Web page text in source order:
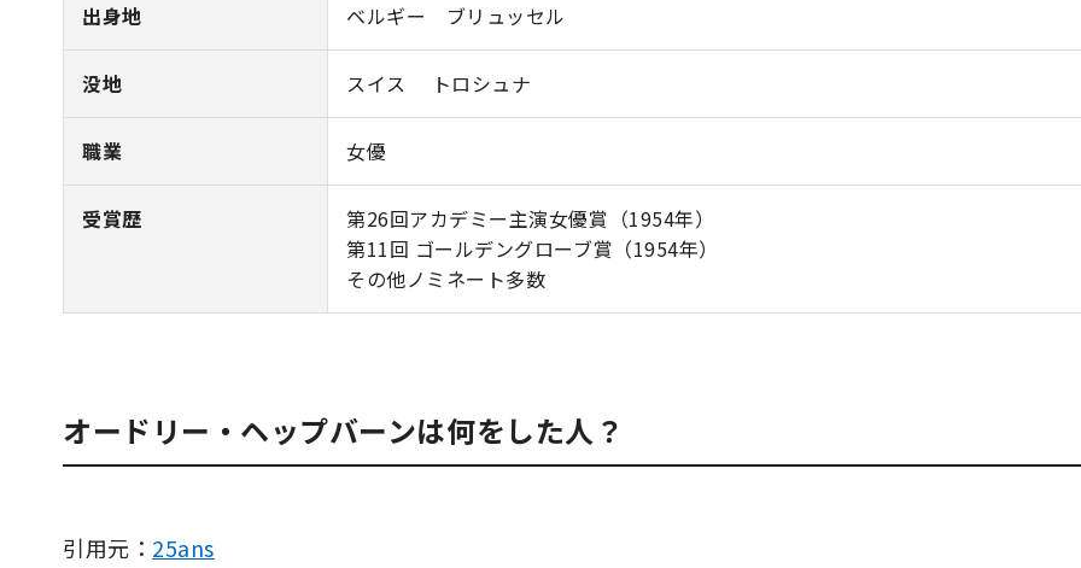
出身地 ベルギー ブリュッセル
没地 スイス トロシュナ
職業 女優
受賞歴
第26回アカデミー主演女優賞（1954年）
第11回 ゴールデングローブ賞（1954年）
その他ノミネート多数
オードリー・ヘップバーンは何をした人？
引用元： 25ans